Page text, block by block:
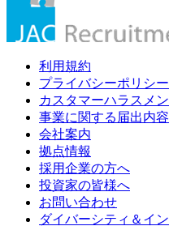
利用規約
プライバシーポリシー
カスタマーハラスメ
事業に関する届出内
会社案内
拠点情報
採用企業の方へ
投資家の皆様へ
お問い合わせ
ダイバーシティ＆イ